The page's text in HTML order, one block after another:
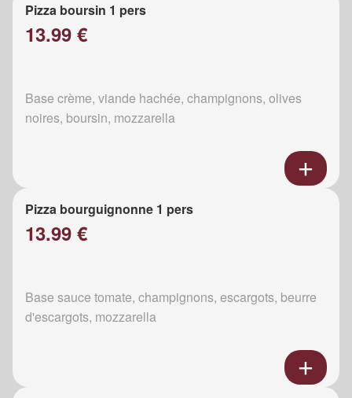
Pizza boursin 1 pers
13.99 €
Base crème, viande hachée, champignons, olives
noires, boursin, mozzarella
Pizza bourguignonne 1 pers
13.99 €
Base sauce tomate, champignons, escargots, beurre
d'escargots, mozzarella